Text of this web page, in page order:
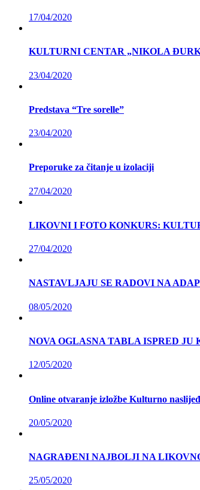
17/04/2020
KULTURNI CENTAR „NIKOLA
23/04/2020
Predstava “Tre sorelle”
23/04/2020
Preporuke za čitanje u izolaciji
27/04/2020
LIKOVNI I FOTO KONKURS:
27/04/2020
NASTAVLJAJU SE RADOVI NA
08/05/2020
NOVA OGLASNA TABLA ISPRED
12/05/2020
Online otvaranje izložbe Kulturno
20/05/2020
NAGRAĐENI NAJBOLJI NA
25/05/2020